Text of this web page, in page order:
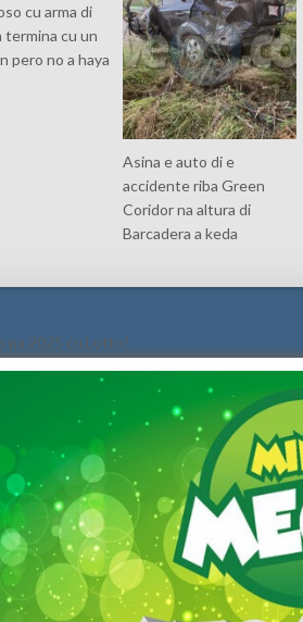
cu arma di
termina cu un
pero no a haya
Asina e auto di e
accidente riba Green
Coridor na altura di
Barcadera a keda
pa 2025 cu Lotto!
Required fields are marked*